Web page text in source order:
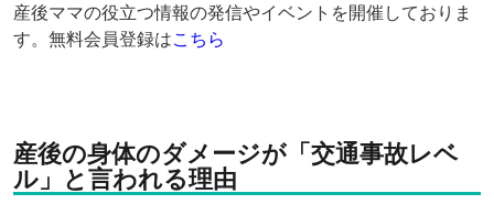
産後ママの役立つ情報の発信やイベントを開催しておりま
す。無料会員登録はこちら
産後の身体のダメージが「交通事故レベ
ル」と言われる理由